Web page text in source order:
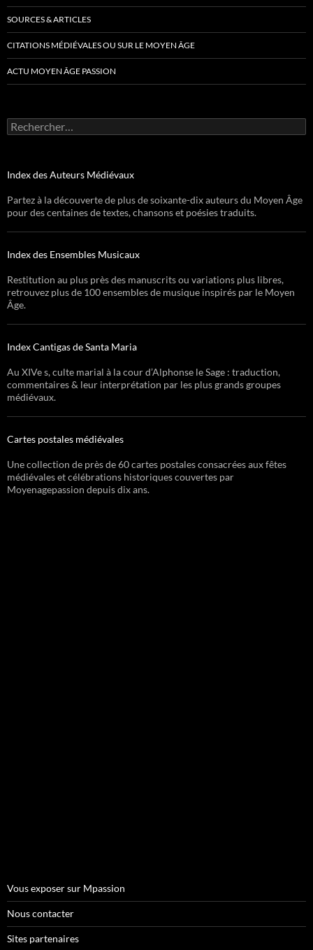
SOURCES & ARTICLES
CITATIONS MÉDIÉVALES OU SUR LE MOYEN ÂGE
ACTU MOYEN ÂGE PASSION
Rechercher :
Index des Auteurs Médiévaux
Partez à la découverte de plus de soixante-dix auteurs du Moyen Âge
pour des centaines de textes, chansons et poésies traduits.
Index des Ensembles Musicaux
Restitution au plus près des manuscrits ou variations plus libres,
retrouvez plus de 100 ensembles de musique inspirés par le Moyen
Âge.
Index Cantigas de Santa Maria
Au XIVe s, culte marial à la cour d’Alphonse le Sage : traduction,
commentaires & leur interprétation par les plus grands groupes
médiévaux.
Cartes postales médiévales
Une collection de près de 60 cartes postales consacrées aux fêtes
médiévales et célébrations historiques couvertes par
Moyenagepassion depuis dix ans.
Vous exposer sur Mpassion
Nous contacter
Sites partenaires